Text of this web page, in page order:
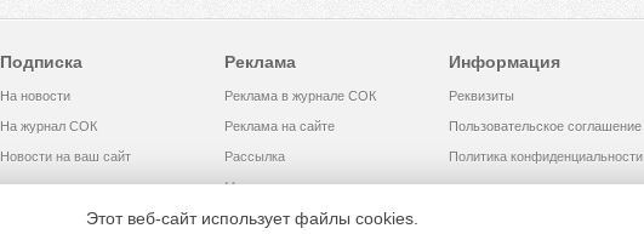
Подписка
На новости
На журнал СОК
Новости на ваш сайт
Реклама
Реклама в журнале СОК
Реклама на сайте
Рассылка
Медиакит
Информация
Реквизиты
Пользовательское соглашение
Политика конфиденциальности
Этот веб-сайт использует файлы cookies.